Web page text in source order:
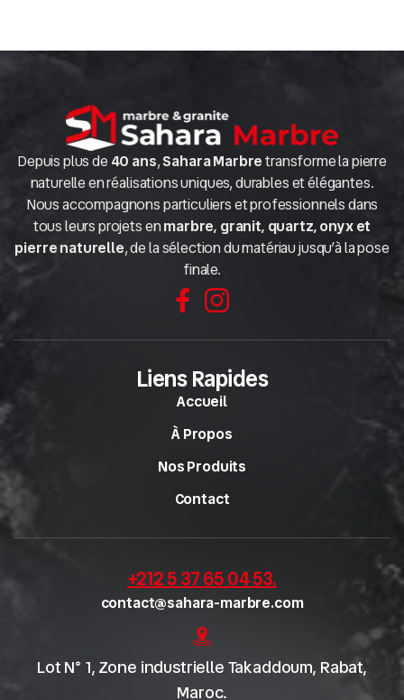
Depuis plus de 40 ans,Sahara Marbretransforme la pierre
naturelle en réalisations uniques, durables et élégantes.
Nous accompagnons particuliers et professionnels dans
tous leurs projets enmarbre, granit, quartz, onyx et
pierre naturelle, de la sélection du matériau jusqu’à la pose
finale.
Liens Rapides
Accueil
À Propos
Nos Produits
Contact
+212 5 37 65 04 53.
contact@sahara-marbre.com
Lot N° 1, Zone industrielle Takaddoum, Rabat,
Maroc.